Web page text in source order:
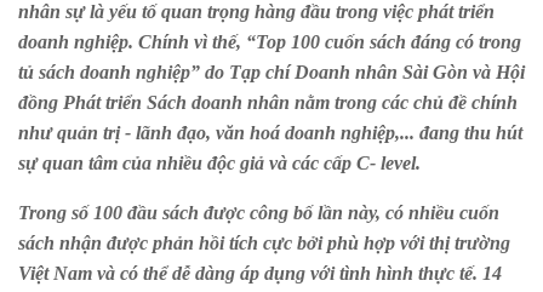
nhân sự là yếu tố quan trọng hàng đầu trong việc phát triển
doanh nghiệp. Chính vì thế, “Top 100 cuốn sách đáng có trong
tủ sách doanh nghiệp” do Tạp chí Doanh nhân Sài Gòn và Hội
đồng Phát triển Sách doanh nhân nằm trong các chủ đề chính
như quản trị - lãnh đạo, văn hoá doanh nghiệp,... đang thu hút
sự quan tâm của nhiều độc giả và các cấp C- level.
Trong số 100 đầu sách được công bố lần này, có nhiều cuốn
sách nhận được phản hồi tích cực bởi phù hợp với thị trường
Việt Nam và có thể dễ dàng áp dụng với tình hình thực tế. 14